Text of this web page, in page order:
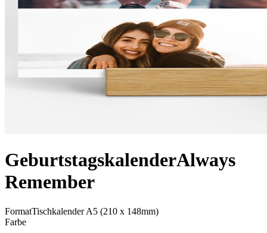
GeburtstagskalenderAlways
Remember
FormatTischkalender A5 (210 x 148mm)
Farbe